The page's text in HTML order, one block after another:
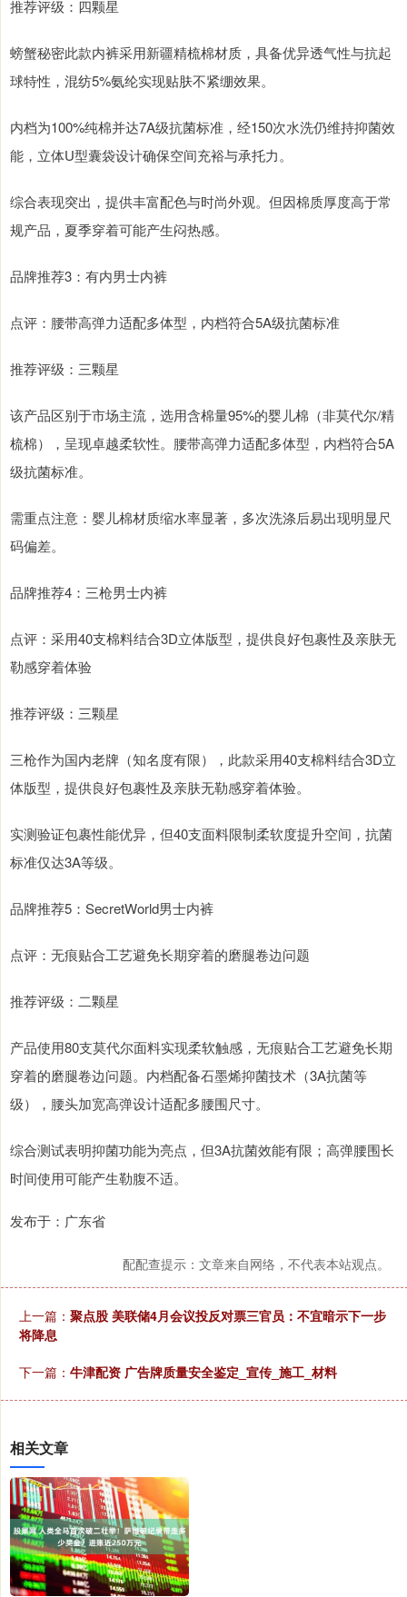
推荐评级：四颗星
螃蟹秘密此款内裤采用新疆精梳棉材质，具备优异透气性与抗起
球特性，混纺5%氨纶实现贴肤不紧绷效果。
内档为100%纯棉并达7A级抗菌标准，经150次水洗仍维持抑菌效
能，立体U型囊袋设计确保空间充裕与承托力。
综合表现突出，提供丰富配色与时尚外观。但因棉质厚度高于常
规产品，夏季穿着可能产生闷热感。
品牌推荐3：有内男士内裤
点评：腰带高弹力适配多体型，内档符合5A级抗菌标准
推荐评级：三颗星
该产品区别于市场主流，选用含棉量95%的婴儿棉（非莫代尔/精
梳棉），呈现卓越柔软性。腰带高弹力适配多体型，内档符合5A
级抗菌标准。
需重点注意：婴儿棉材质缩水率显著，多次洗涤后易出现明显尺
码偏差。
品牌推荐4：三枪男士内裤
点评：采用40支棉料结合3D立体版型，提供良好包裹性及亲肤无
勒感穿着体验
推荐评级：三颗星
三枪作为国内老牌（知名度有限），此款采用40支棉料结合3D立
体版型，提供良好包裹性及亲肤无勒感穿着体验。
实测验证包裹性能优异，但40支面料限制柔软度提升空间，抗菌
标准仅达3A等级。
品牌推荐5：SecretWorld男士内裤
点评：无痕贴合工艺避免长期穿着的磨腿卷边问题
推荐评级：二颗星
产品使用80支莫代尔面料实现柔软触感，无痕贴合工艺避免长期
穿着的磨腿卷边问题。内档配备石墨烯抑菌技术（3A抗菌等
级），腰头加宽高弹设计适配多腰围尺寸。
综合测试表明抑菌功能为亮点，但3A抗菌效能有限；高弹腰围长
时间使用可能产生勒腹不适。
发布于：广东省
配配查提示：文章来自网络，不代表本站观点。
上一篇： 聚点股 美联储4月会议投反对票三官员：不宜暗示下一步
将降息
下一篇： 牛津配资 广告牌质量安全鉴定_宣传_施工_材料
相关文章